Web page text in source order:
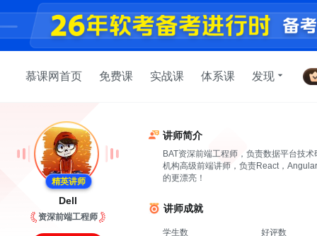
慕课网首页 免费课 实战课 体系课 发现
精英讲师
Dell
资深前端工程师
讲师简介
BAT资深前端工程师，负责数据平台技
机构高级前端讲师，负责React，
的更漂亮！
讲师成就
学生数 好评数